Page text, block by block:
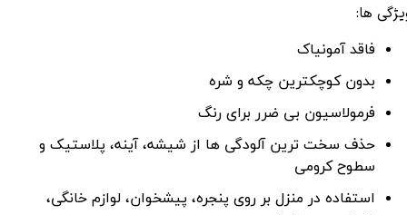
ها:
فاقد آمونیاک
بدون کوچکترین چکه و شره
فرمولاسیون بی ضرر برای رنگ
حذف سخت ترین آلودگی ها از شیشه، آینه، پلاستیک و
سطوح کرومی
استفاده در منزل بر روی پنجره، پیشخوان، لوازم خانگی،